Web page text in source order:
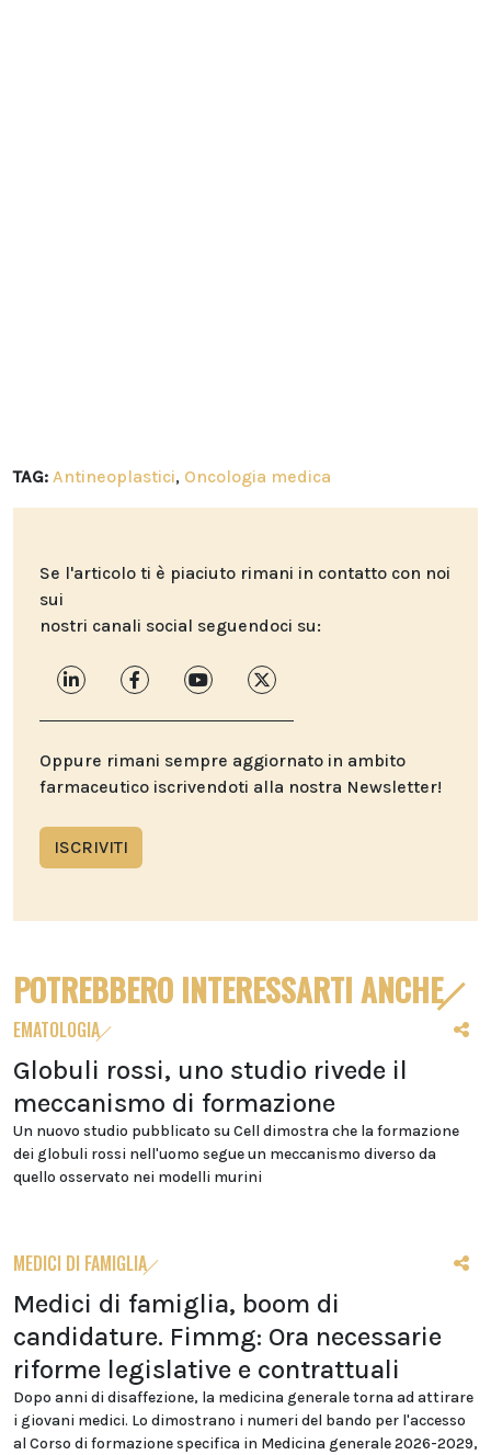
TAG: Antineoplastici, Oncologia medica
Se l'articolo ti è piaciuto rimani in contatto con noi
sui
nostri canali social seguendoci su:
Oppure rimani sempre aggiornato in ambito
farmaceutico iscrivendoti alla nostra Newsletter!
ISCRIVITI
POTREBBERO INTERESSARTI ANCHE
EMATOLOGIA
Globuli rossi, uno studio rivede il
meccanismo di formazione
Un nuovo studio pubblicato su Cell dimostra che la formazione
dei globuli rossi nell'uomo segue un meccanismo diverso da
quello osservato nei modelli murini
MEDICI DI FAMIGLIA
Medici di famiglia, boom di
candidature. Fimmg: Ora necessarie
riforme legislative e contrattuali
Dopo anni di disaffezione, la medicina generale torna ad attirare
i giovani medici. Lo dimostrano i numeri del bando per l'accesso
al Corso di formazione specifica in Medicina generale 2026-2029,